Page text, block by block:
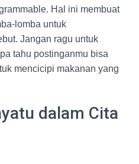
Hal ini membuat
lomba untuk
Jangan ragu untuk
tahu postinganmu bisa
mencicipi makanan yang
dalam Cita